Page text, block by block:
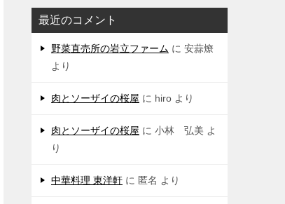
最近のコメント
野菜直売所の岩立ファーム に 安蒜燎
より
肉とソーザイの桜屋 に hiro より
肉とソーザイの桜屋 に 小林 弘美 よ
り
中華料理 東洋軒 に 匿名 より